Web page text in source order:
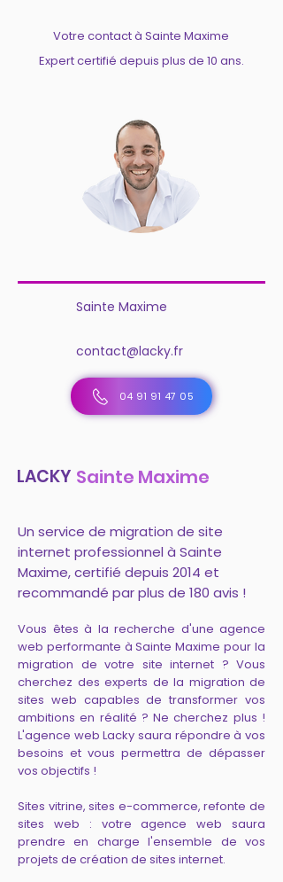
Votre contact à Sainte Maxime
Expert certifié depuis plus de 10 ans.
Sainte Maxime
contact@lacky.fr
04 91 91 47 05
LACKY Sainte Maxime
Un service de migration de site
internet professionnel à Sainte
Maxime, certifié depuis 2014 et
recommandé par plus de 180 avis !
Vous êtes à la recherche d'une agence
web performante à Sainte Maxime pour la
migration de votre site internet ? Vous
cherchez des experts de la migration de
sites web capables de transformer vos
ambitions en réalité ? Ne cherchez plus !
L'agence web Lacky saura répondre à vos
besoins et vous permettra de dépasser
vos objectifs !
Sites vitrine, sites e-commerce, refonte de
sites web : votre agence web saura
prendre en charge l'ensemble de vos
projets de création de sites internet.